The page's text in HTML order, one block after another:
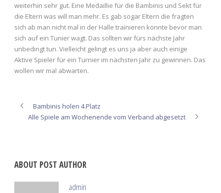
weiterhin sehr gut. Eine Medaillie für die Bambinis und Sekt für
die Eltern was will man mehr. Es gab sogar Eltern die fragten
sich ab man nicht mal in der Halle trainieren könnte bevor man
sich auf ein Tunier wagt. Das sollten wir fürs nächste Jahr
unbedingt tun. Vielleicht gelingt es uns ja aber auch einige
Aktive Spieler für ein Turnier im nächsten Jahr zu gewinnen. Das
wollen wir mal abwarten.
Bambinis holen 4.Platz
Alle Spiele am Wochenende vom Verband abgesetzt
ABOUT POST AUTHOR
admin